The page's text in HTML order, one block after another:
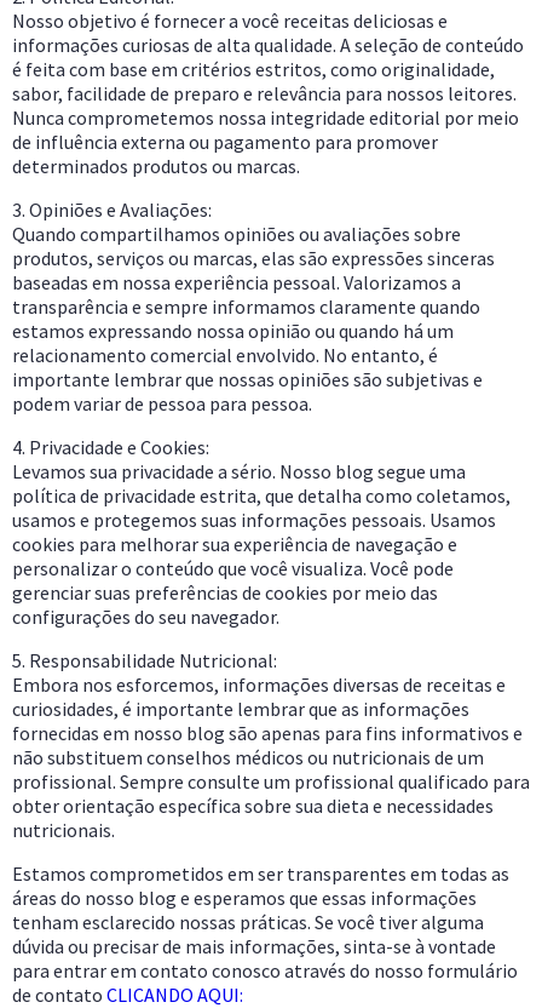
Nosso objetivo é fornecer a você receitas deliciosas e
informações curiosas de alta qualidade. A seleção de conteúdo
é feita com base em critérios estritos, como originalidade,
sabor, facilidade de preparo e relevância para nossos leitores.
Nunca comprometemos nossa integridade editorial por meio
de influência externa ou pagamento para promover
determinados produtos ou marcas.
3. Opiniões e Avaliações:
Quando compartilhamos opiniões ou avaliações sobre
produtos, serviços ou marcas, elas são expressões sinceras
baseadas em nossa experiência pessoal. Valorizamos a
transparência e sempre informamos claramente quando
estamos expressando nossa opinião ou quando há um
relacionamento comercial envolvido. No entanto, é
importante lembrar que nossas opiniões são subjetivas e
podem variar de pessoa para pessoa.
4. Privacidade e Cookies:
Levamos sua privacidade a sério. Nosso blog segue uma
política de privacidade estrita, que detalha como coletamos,
usamos e protegemos suas informações pessoais. Usamos
cookies para melhorar sua experiência de navegação e
personalizar o conteúdo que você visualiza. Você pode
gerenciar suas preferências de cookies por meio das
configurações do seu navegador.
5. Responsabilidade Nutricional:
Embora nos esforcemos, informações diversas de receitas e
curiosidades, é importante lembrar que as informações
fornecidas em nosso blog são apenas para fins informativos e
não substituem conselhos médicos ou nutricionais de um
profissional. Sempre consulte um profissional qualificado para
obter orientação específica sobre sua dieta e necessidades
nutricionais.
Estamos comprometidos em ser transparentes em todas as
áreas do nosso blog e esperamos que essas informações
tenham esclarecido nossas práticas. Se você tiver alguma
dúvida ou precisar de mais informações, sinta-se à vontade
para entrar em contato conosco através do nosso formulário
de contato CLICANDO AQUI: